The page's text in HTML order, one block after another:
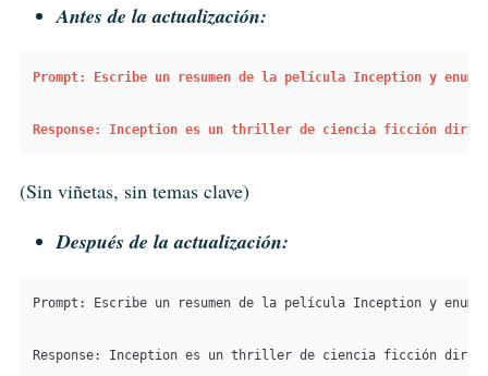
Antes de la actualización:
Prompt: Escribe un resumen de la película Inception y
Response: Inception es un thriller de ciencia ficción
(Sin viñetas, sin temas clave)
Después de la actualización:
Prompt: Escribe un resumen de la película Inception y
Response: Inception es un thriller de ciencia ficción